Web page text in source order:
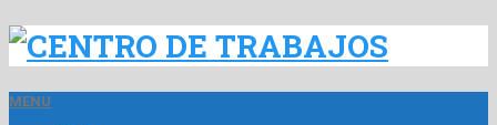
MENU